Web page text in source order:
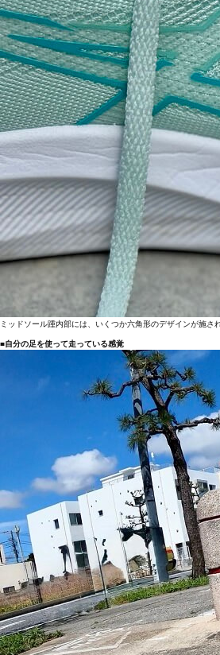
ミッドソール踵内部には、いくつか六角形のデザインが施
■自分の足を使って走っている感覚